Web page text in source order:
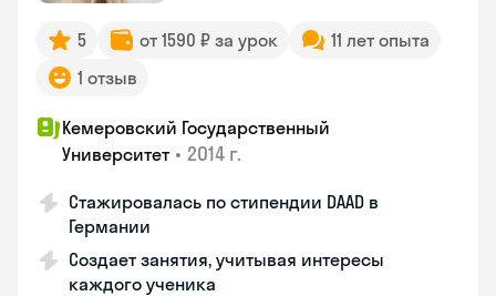
5 от 1590 ₽ за урок
11 лет опыта
1 отзыв
Кемеровский Государственный
Университет • 2014 г.
Стажировалась по стипендии DAAD в
Германии
Создает занятия, учитывая интересы
каждого ученика